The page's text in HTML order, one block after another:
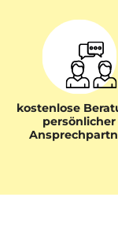
kostenlose
persönlicher